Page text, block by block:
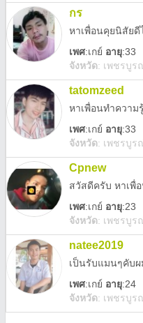
กร
หาเพื่อนคุยนิสัย
เพศ:เกย์ อายุ:33
จังหวัด: เพชรบูร
tatomzeed
หาเพื่อนทำความ
เพศ:เกย์ อายุ:33
จังหวัด: เพชรบูร
Cpnew
สวัสดีครับ หาเพื่
เพศ:เกย์ อายุ:23
จังหวัด: เพชรบูร
natee2019
เป็นรับแมนๆคับผ
เพศ:เกย์ อายุ:24
จังหวัด: เพชรบูร